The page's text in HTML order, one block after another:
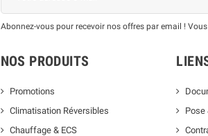
Abonnez-vous pour recevoir nos offres par email !
NOS PRODUITS
Promotions
Climatisation Réversibles
Chauffage & ECS
Pose